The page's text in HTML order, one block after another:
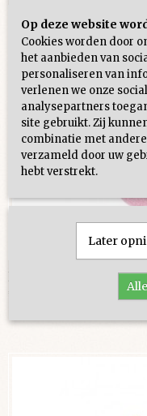
Isa oorbellen met
Op deze website
Cookies worden door
het aanbieden van
personaliseren van
verlenen we onze
analysepartners
site gebruikt. Zij
combinatie met
verzameld door uw
hebt verstrekt.
Later